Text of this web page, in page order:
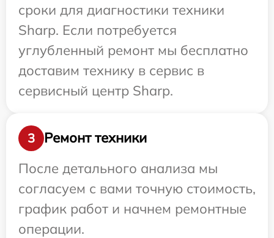
сроки для диагностики техники
Sharp. Если потребуется
углубленный ремонт мы бесплатно
доставим технику в сервис в
сервисный центр Sharp.
3
Ремонт техники
После детального анализа мы
согласуем с вами точную стоимость,
график работ и начнем ремонтные
операции.